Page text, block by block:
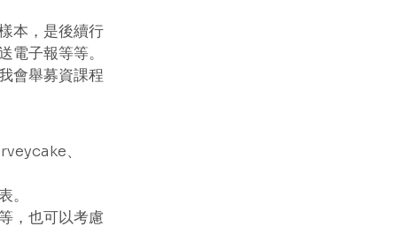
本，是後續行
電子報等等。
會舉募資課程
、
。
，也可以考慮